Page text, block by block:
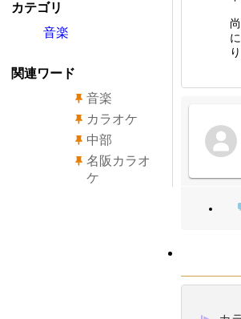
カテゴリ
音楽
関連ワード
音楽
カラオケ
中部
名阪カラオ
ケ